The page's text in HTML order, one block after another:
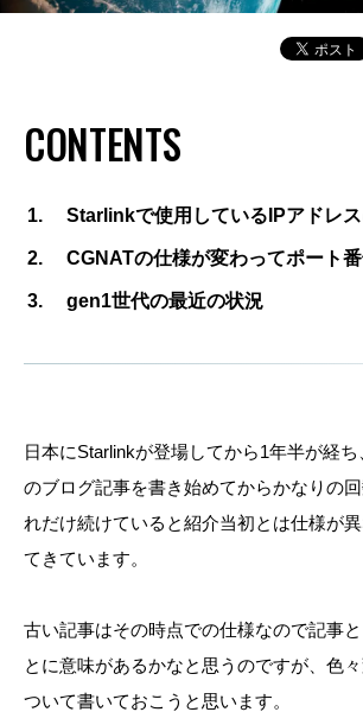
CONTENTS
Starlinkで使用しているIPアドレ
CGNATの仕様が変わってポート
gen1世代の最近の状況
日本にStarlinkが登場してから1年半が経
のブログ記事を書き始めてからかなりの
れだけ続けていると紹介当初とは仕様が
てきています。
古い記事はその時点での仕様なので記事
とに意味があるかなと思うのですが、色
ついて書いておこうと思います。